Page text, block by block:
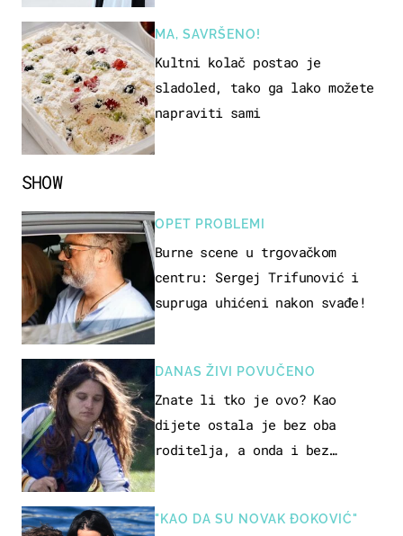
SHOW
OPET PROBLEMI
Burne scene u trgovačkom
centru: Sergej Trifunović i
supruga uhićeni nakon svađe!
DANAS ŽIVI POVUČENO
Znate li tko je ovo? Kao
dijete ostala je bez oba
roditelja, a onda i bez
"KAO DA SU NOVAK ĐOKOVIĆ"
MA, SAVRŠENO!
Kultni kolač postao je
sladoled, tako ga lako možete
napraviti sami